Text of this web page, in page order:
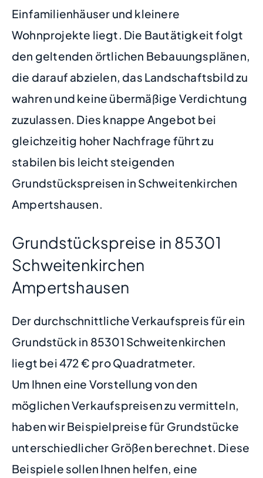
Einfamilienhäuser und kleinere
Wohnprojekte liegt. Die Bautätigkeit folgt
den geltenden örtlichen Bebauungsplänen,
die darauf abzielen, das Landschaftsbild zu
wahren und keine übermäßige Verdichtung
zuzulassen. Dies knappe Angebot bei
gleichzeitig hoher Nachfrage führt zu
stabilen bis leicht steigenden
Grundstückspreisen in Schweitenkirchen
Ampertshausen.
Grundstückspreise in 85301
Schweitenkirchen
Ampertshausen
Der durchschnittliche Verkaufspreis für ein
Grundstück in 85301 Schweitenkirchen
liegt bei 472 € pro Quadratmeter.
Um Ihnen eine Vorstellung von den
möglichen Verkaufspreisen zu vermitteln,
haben wir Beispielpreise für Grundstücke
unterschiedlicher Größen berechnet. Diese
Beispiele sollen Ihnen helfen, eine